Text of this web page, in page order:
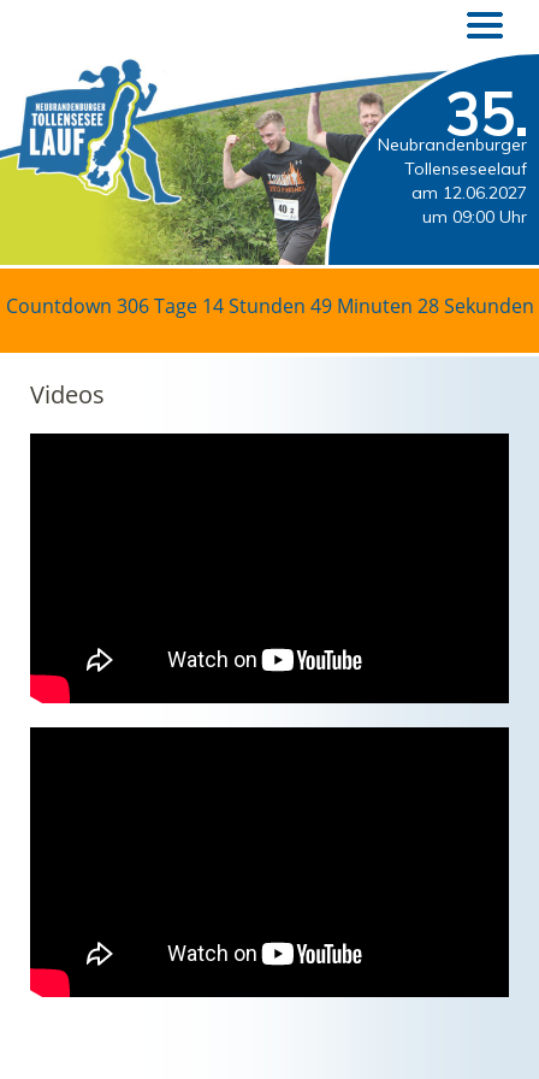
35.
Neubrandenburger
Tollenseseelauf
am 12.06.2027
um 09:00 Uhr
Countdown 306 Tage 14 Stunden 49 Minuten 28 Sekunden
Videos